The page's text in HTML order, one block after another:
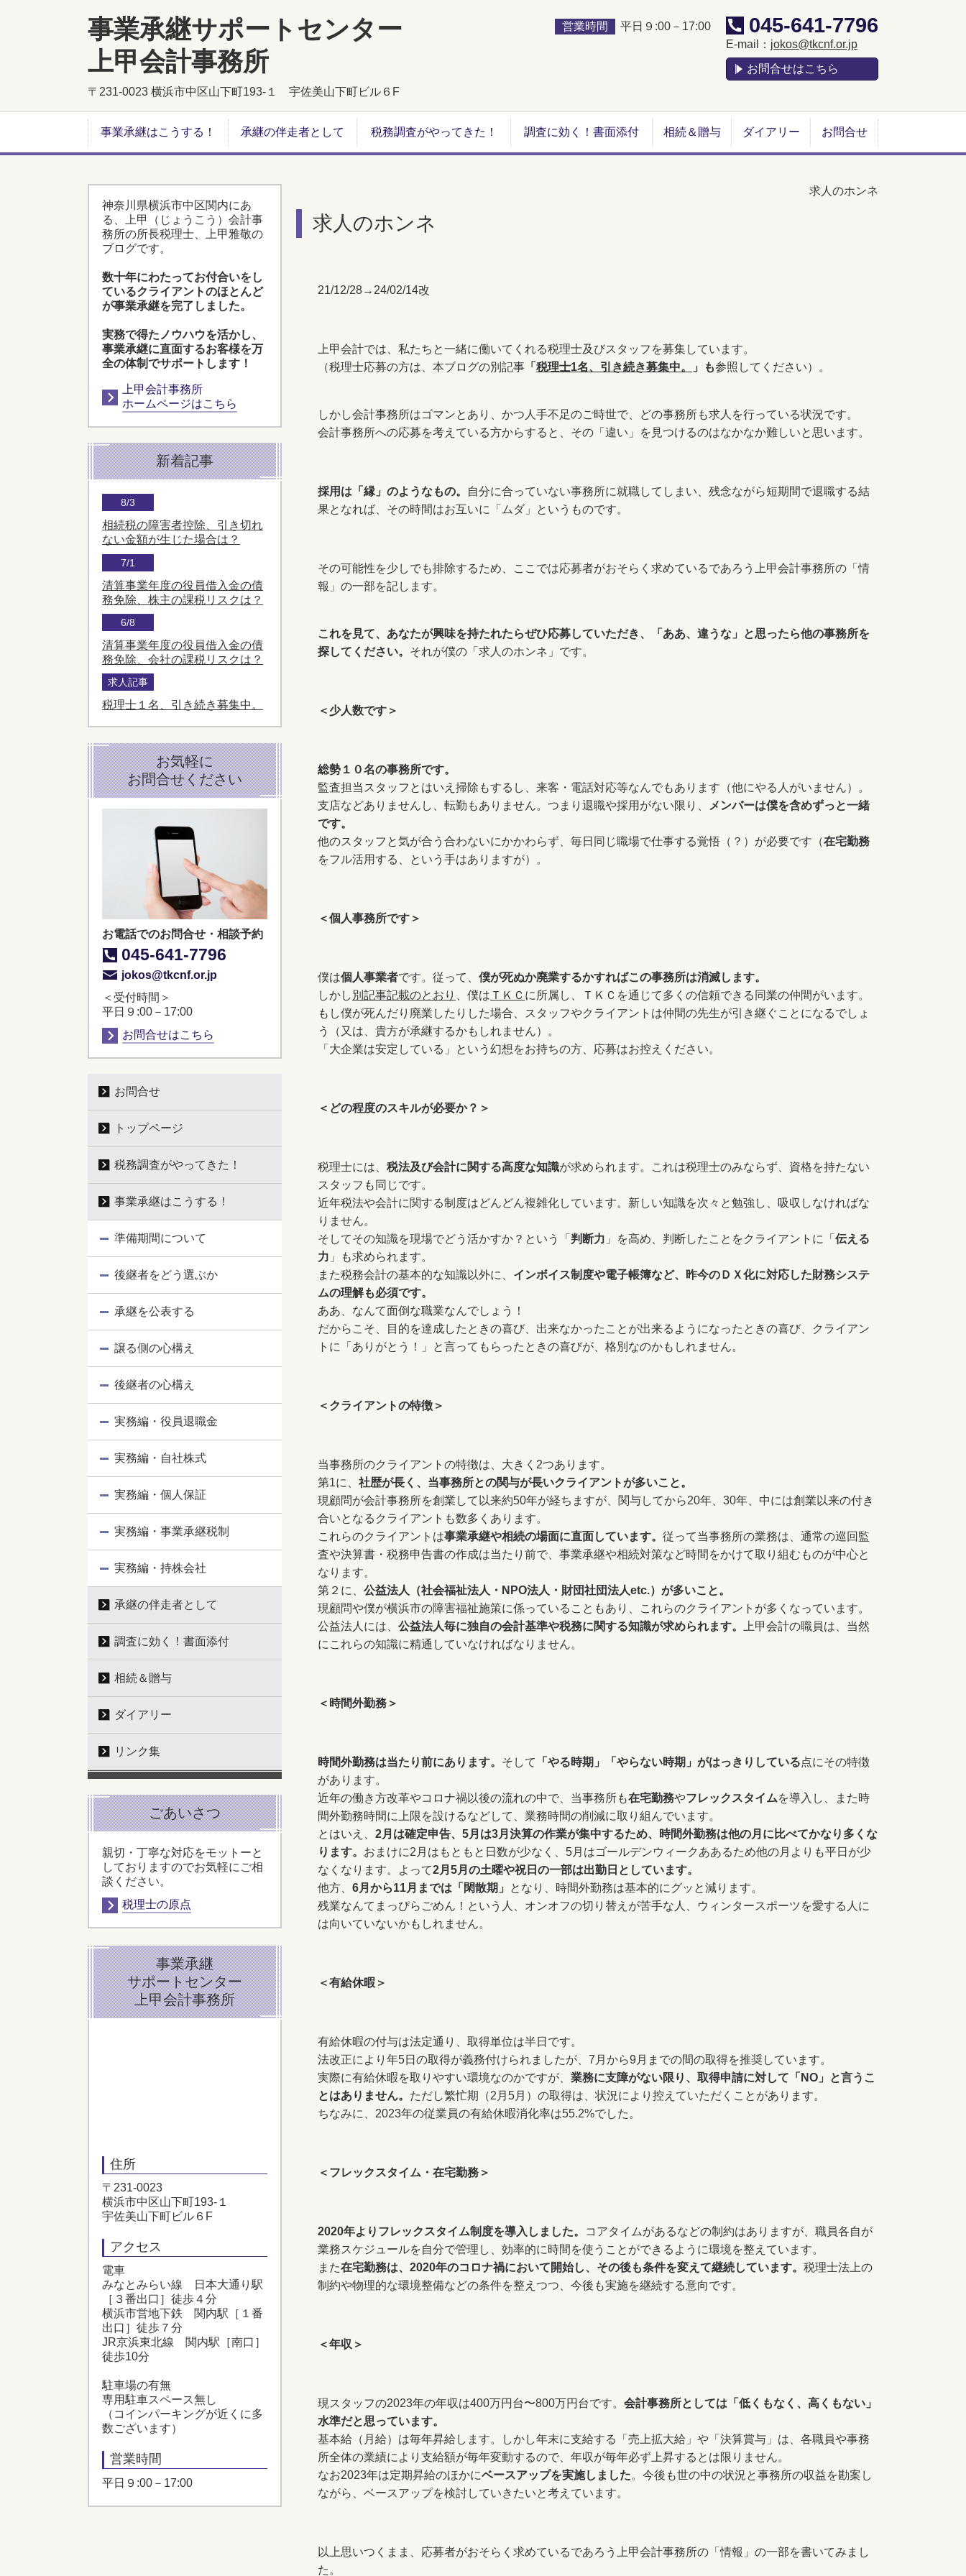
事業承継サポートセンター
上甲会計事務所
〒231-0023 横浜市中区山下町193-１ 宇佐美山下町ビル６F
営業時間 平日９:00－17:00 045-641-7796
E-mail： jokos@tkcnf.or.jp
お問合せはこちら
事業承継はこうする！ 承継の伴走者として 税務調査がやってきた！ 調査に効く！書面添付 相続＆贈与 ダイアリー お問合せ
求人のホンネ
求人のホンネ
21/12/28→24/02/14改
上甲会計では、私たちと一緒に働いてくれる税理士及びスタッフを募集しています。
（税理士応募の方は、本ブログの別記事 「 税理士1名、引き続き募集中。 」 も参照してください）。
しかし会計事務所はゴマンとあり、かつ人手不足のご時世で、どの事務所も求人を行っている状況です。
会計事務所への応募を考えている方からすると、その「違い」を見つけるのはなかなか難しいと思います。
採用は「縁」のようなもの。
自分に合っていない事務所に就職してしまい、残念ながら短期間で退職する結
果となれば、その時間はお互いに「ムダ」というものです。
その可能性を少しでも排除するため、ここでは応募者がおそらく求めているであろう上甲会計事務所の「情
報」の一部を記します。
これを見て、あなたが興味を持たれたらぜひ応募していただき、「ああ、違うな」と思ったら他の事務所を
探してください。 それが僕の「求人のホンネ」です。
＜少人数です＞
総勢１０名の事務所です。
監査担当スタッフとはいえ掃除もするし、来客・電話対応等なんでもあります（他にやる人がいません）。
支店などありませんし、転勤もありません。つまり退職や採用がない限り、
メンバーは僕を含めずっと一緒
です。
他のスタッフと気が合う合わないにかかわらず、毎日同じ職場で仕事する覚悟（？）が必要です（在宅勤務
をフル活用する、という手はありますが）。
＜個人事務所です＞
僕は個人事業者です。従って、 僕が死ぬか廃業するかすればこの事務所は消滅します。
しかし 別記事記載のとおり 、僕は ＴＫＣ に所属し、ＴＫＣを通じて多くの信頼できる同業の仲間がいます。
もし僕が死んだり廃業したりした場合、スタッフやクライアントは仲間の先生が引き継ぐことになるでしょ
う（又は、貴方が承継するかもしれません）。
「大企業は安定している」という幻想をお持ちの方、応募はお控えください。
＜どの程度のスキルが必要か？＞
税理士には、 税法及び会計に関する高度な知識が求められます。これは税理士のみならず、資格を持たない
スタッフも同じです。
近年税法や会計に関する制度はどんどん複雑化しています。新しい知識を次々と勉強し、吸収しなければな
りません。
そしてその知識を現場でどう活かすか？という「 判断力 」を高め、判断したことをクライアントに「 伝える
力 」も求められます。
また税務会計の基本的な知識以外に、 インボイス制度や電子帳簿など、昨今のＤＸ化に対応した財務システ
ムの理解も必須です。
ああ、なんて面倒な職業なんでしょう！
だからこそ、目的を達成したときの喜び、出来なかったことが出来るようになったときの喜び、クライアン
トに「ありがとう！」と言ってもらったときの喜びが、格別なのかもしれません。
＜クライアントの特徴＞
当事務所のクライアントの特徴は、大きく2つあります。
第1に、 社歴が長く、当事務所との関与が長いクライアントが多いこと。
現顧問が会計事務所を創業して以来約50年が経ちますが、関与してから20年、30年、中には創業以来の付き
合いとなるクライアントも数多くあります。
これらのクライアントは事業承継や相続の場面に直面しています。 従って当事務所の業務は、通常の巡回監
査や決算書・税務申告書の作成は当たり前で、事業承継や相続対策など時間をかけて取り組むものが中心と
なります。
第２に、 公益法人（社会福祉法人・NPO法人・財団社団法人etc.）が多いこと。
現顧問や僕が横浜市の障害福祉施策に係っていることもあり、これらのクライアントが多くなっています。
公益法人には、 公益法人毎に独自の会計基準や税務に関する知識が求められます。
上甲会計の職員は、当然
にこれらの知識に精通していなければなりません。
＜時間外勤務＞
時間外勤務は当たり前にあります。 そして 「やる時期」「やらない時期」がはっきりしている点にその特徴
があります。
​近年の働き方改革やコロナ禍以後の流れの中で、当事務所も在宅勤務やフレックスタイムを導入し、また時
間外勤務時間に上限を設けるなどして、業務時間の削減に取り組んでいます。
とはいえ、 2月は確定申告、5月は3月決算の作業が集中するため、時間外勤務は他の月に比べてかなり多くな
ります。 おまけに2月はもともと日数が少なく、5月はゴールデンウィークああるため他の月よりも平日が少
なくなります。よって2月5月の土曜や祝日の一部は出勤日としています。
他方、 6月から11月までは「閑散期」
となり、時間外勤務は基本的にグッと減ります。
残業なんてまっぴらごめん！という人、オンオフの切り替えが苦手な人、ウィンタースポーツを愛する人に
は向いていないかもしれません。
＜有給休暇＞
有給休暇の付与は法定通り、取得単位は半日です。
法改正により年5日の取得が義務付けられましたが、7月から9月までの間の取得を推奨しています。
実際に有給休暇を取りやすい環境なのかですが、 業務に支障がない限り、取得申請に対して「NO」と言うこ
とはありません。 ただし繁忙期（2月5月）の取得は、状況により控えていただくことがあります。
ちなみに、2023年の従業員の有給休暇消化率は55.2%でした。
＜フレックスタイム・在宅勤務＞
2020年よりフレックスタイム制度を導入しました。
コアタイムがあるなどの制約はありますが、職員各自が
業務スケジュールを自分で管理し、効率的に時間を使うことができるように環境を整えています。
また在宅勤務は、2020年のコロナ禍において開始し、その後も条件を変えて継続しています。 税理士法上の
制約や物理的な環境整備などの条件を整えつつ、今後も実施を継続する意向です。
＜年収＞
現スタッフの2023年の年収は400万円台〜800万円台です。 会計事務所としては「低くもなく、高くもない」
水準だと思っています。
基本給（月給）は毎年昇給します。しかし年末に支給する「売上拡大給」や「決算賞与」は、各職員や事務
所全体の業績により支給額が毎年変動するので、年収が毎年必ず上昇するとは限りません。
なお2023年は定期昇給のほかにベースアップを実施しました。今後も世の中の状況と事務所の収益を勘案し
ながら、ベースアップを検討していきたいと考えています。
以上思いつくまま、応募者がおそらく求めているであろう上甲会計事務所の「情報」の一部を書いてみまし
た。
神奈川県横浜市中区関内にあ
る、上甲（じょうこう）会計事
務所の所長税理士、上甲雅敬の
ブログです。
数十年にわたってお付合いをし
ているクライアントのほとんど
が事業承継を完了しました。
実務で得たノウハウを活かし、
事業承継に直面するお客様を万
全の体制でサポートします！
上甲会計事務所
ホームページはこちら
新着記事
8/3
相続税の障害者控除、引き切れ
ない金額が生じた場合は？
7/1
清算事業年度の役員借入金の債
務免除、株主の課税リスクは？
6/8
清算事業年度の役員借入金の債
務免除、会社の課税リスクは？
求人記事
税理士１名、引き続き募集中。
お気軽に
お問合せください
お電話でのお問合せ・相談予約
045-641-7796
jokos@tkcnf.or.jp
＜受付時間＞
平日９:00－17:00
お問合せはこちら
お問合せ
トップページ
税務調査がやってきた！
事業承継はこうする！
準備期間について
後継者をどう選ぶか
承継を公表する
譲る側の心構え
後継者の心構え
実務編・役員退職金
実務編・自社株式
実務編・個人保証
実務編・事業承継税制
実務編・持株会社
承継の伴走者として
調査に効く！書面添付
相続＆贈与
ダイアリー
リンク集
ごあいさつ
親切・丁寧な対応をモットーと
しておりますのでお気軽にご相
談ください。
税理士の原点
事業承継
サポートセンター
上甲会計事務所
住所
〒231-0023
横浜市中区山下町193-１
宇佐美山下町ビル６F
アクセス
電車
みなとみらい線 日本大通り駅
［３番出口］徒歩４分
横浜市営地下鉄 関内駅［１番
出口］徒歩７分
JR京浜東北線 関内駅［南口］
徒歩10分
駐車場の有無
専用駐車スペース無し
（コインパーキングが近くに多
数ございます）
営業時間
平日９:00－17:00